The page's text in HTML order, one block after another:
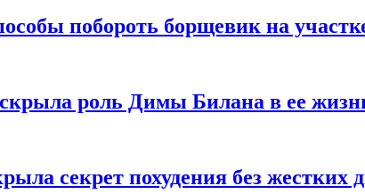
побороть борщевик на
роль Димы Билана в ее
секрет похудения без жестких